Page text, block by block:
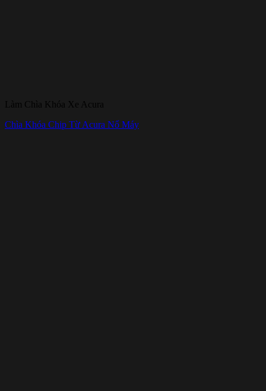
Làm Chìa Khóa Xe Acura
Chìa Khóa Chip Từ Acura Nổ Máy